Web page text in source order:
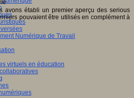
Numérique de Travail
virtuels en éducation
avons établi un premier aperçu des serious
pouvaient être utilisés en complément à